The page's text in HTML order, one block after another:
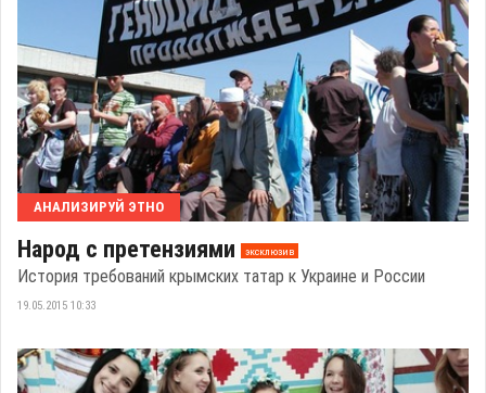
АНАЛИЗИРУЙ ЭТНО
Народ с претензиями эксклюзив
История требований крымских татар к Украине и России
19.05.2015 10:33